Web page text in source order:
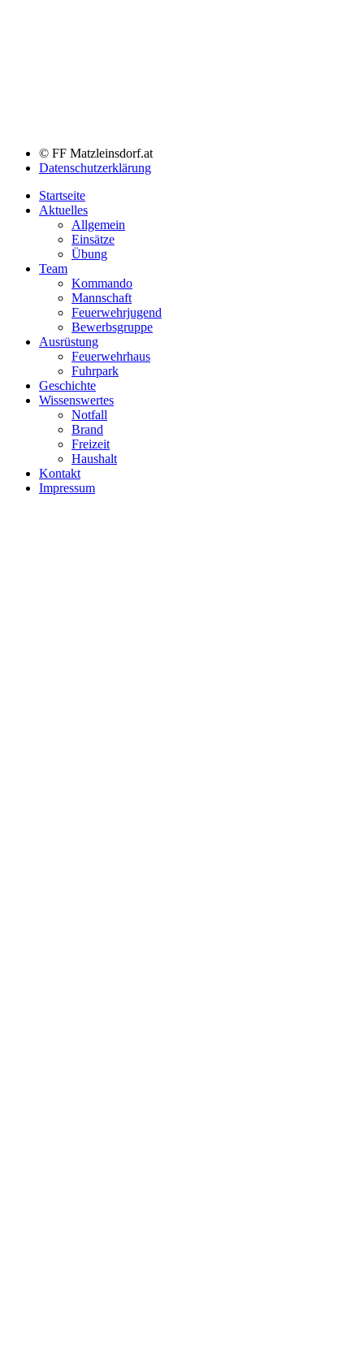
© FF Matzleinsdorf.at
Datenschutzerklärung
Startseite
Aktuelles
Allgemein
Einsätze
Übung
Team
Kommando
Mannschaft
Feuerwehrjugend
Bewerbsgruppe
Ausrüstung
Feuerwehrhaus
Fuhrpark
Geschichte
Wissenswertes
Notfall
Brand
Freizeit
Haushalt
Kontakt
Impressum